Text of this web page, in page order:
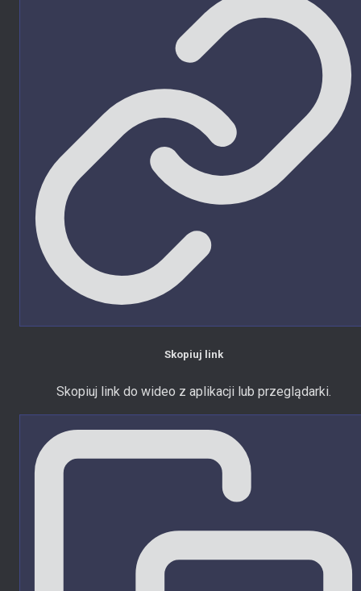
Skopiuj link
Skopiuj link do wideo z aplikacji lub przeglądarki.